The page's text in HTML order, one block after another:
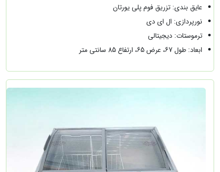
عایق بندی: تزریق فوم پلی یورتان
نورپردازی: ال ای دی
ترموستات: دیجیتالی
ابعاد: طول 67، عرض 65، ارتفاع 85 سانتی متر